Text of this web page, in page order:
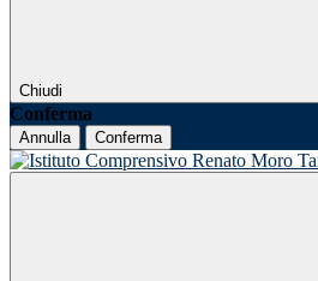
Chiudi
Conferma
Annulla Conferma